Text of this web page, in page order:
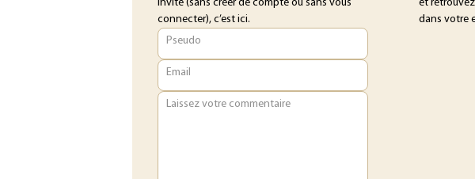
invité (sans créer de compte ou sans vous
connecter), c’est ici.
Pseudo
Email
Laissez votre commentaire
et
dans votre